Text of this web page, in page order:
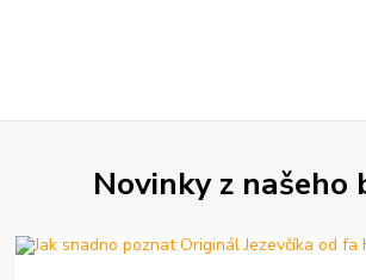
Novinky z našeho